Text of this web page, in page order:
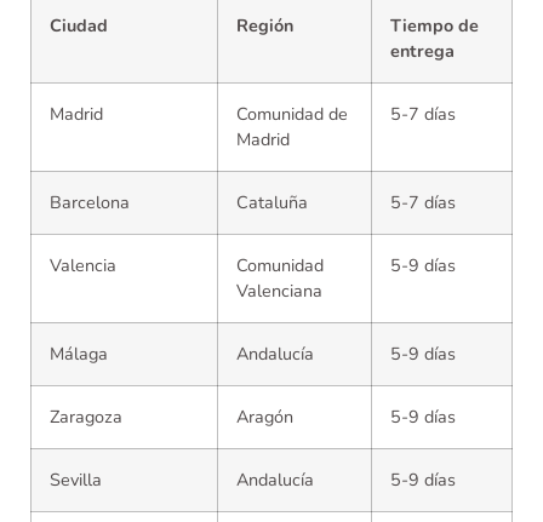
Ciudad Región
Tiempo de
entrega
Madrid
Comunidad de
Madrid
5-7 días
Barcelona Cataluña 5-7 días
Valencia
Comunidad
Valenciana
5-9 días
Málaga Andalucía 5-9 días
Zaragoza Aragón 5-9 días
Sevilla Andalucía 5-9 días